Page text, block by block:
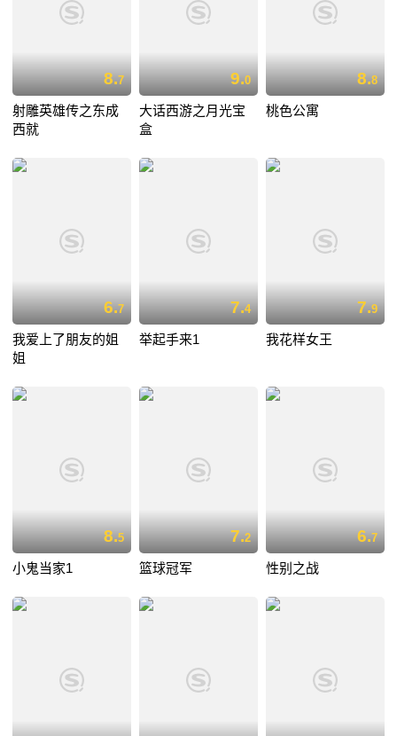
8.7
射雕英雄传之东成
西就
9.0
大话西游之月光宝
盒
8.8
桃色公寓
6.7
我爱上了朋友的姐
姐
7.4
举起手来1
7.9
我花样女王
8.5
小鬼当家1
7.2
篮球冠军
6.7
性别之战